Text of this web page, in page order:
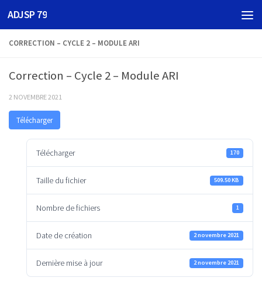
Skip to content
ADJSP 79
CORRECTION – CYCLE 2 – MODULE ARI
Correction – Cycle 2 – Module ARI
2 NOVEMBRE 2021
Télécharger
Télécharger 170
Taille du fichier 509.50 KB
Nombre de fichiers 1
Date de création 2 novembre 2021
Dernière mise à jour 2 novembre 2021